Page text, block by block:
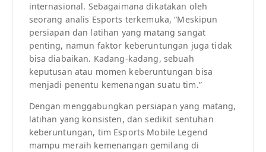
internasional. Sebagaimana dikatakan oleh
seorang analis Esports terkemuka, “Meskipun
persiapan dan latihan yang matang sangat
penting, namun faktor keberuntungan juga tidak
bisa diabaikan. Kadang-kadang, sebuah
keputusan atau momen keberuntungan bisa
menjadi penentu kemenangan suatu tim.”
Dengan menggabungkan persiapan yang matang,
latihan yang konsisten, dan sedikit sentuhan
keberuntungan, tim Esports Mobile Legend
mampu meraih kemenangan gemilang di